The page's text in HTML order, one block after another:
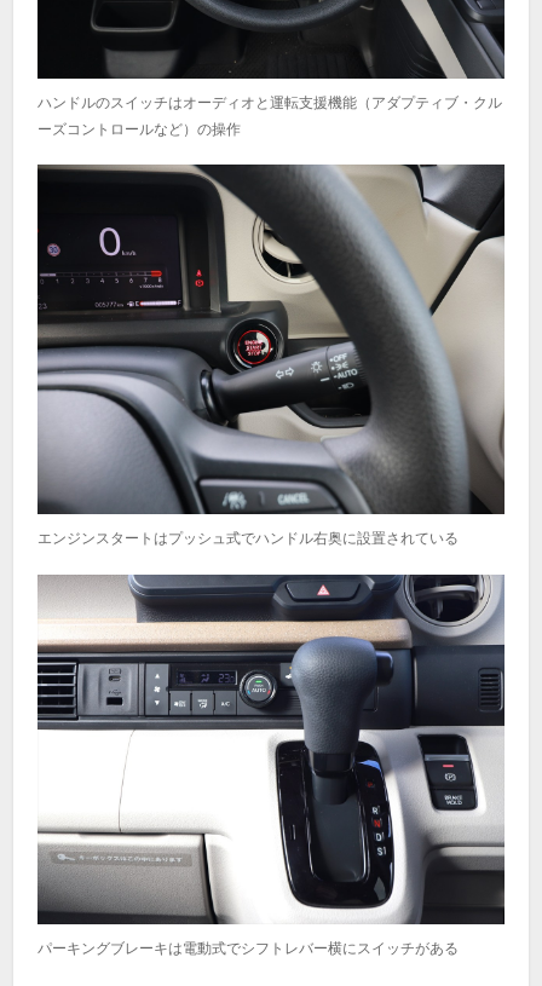
ハンドルのスイッチはオーディオと運転支援機能（アダプティブ・クル
ーズコントロールなど）の操作
エンジンスタートはプッシュ式でハンドル右奥に設置されている
パーキングブレーキは電動式でシフトレバー横にスイッチがある